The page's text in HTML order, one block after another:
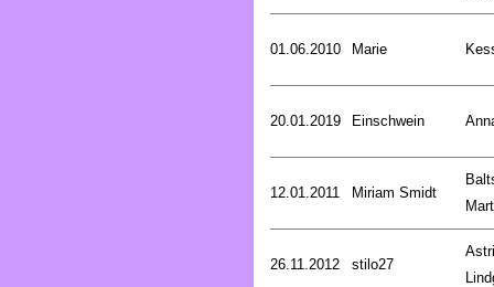
01.06.2010 Marie
20.01.2019 Einschwein
12.01.2011 Miriam Smidt
26.11.2012 stilo27